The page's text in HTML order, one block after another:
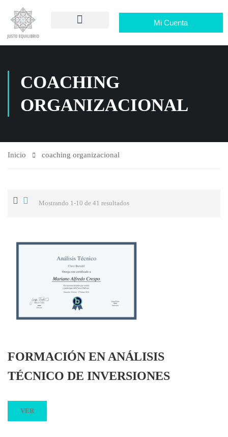
Mi Cuenta
COACHING
ORGANIZACIONAL
Inicio coaching organizacional
Mostrando 1-10 de 41 resultados
FORMACIÓN EN ANÁLISIS
TÉCNICO DE INVERSIONES
VER